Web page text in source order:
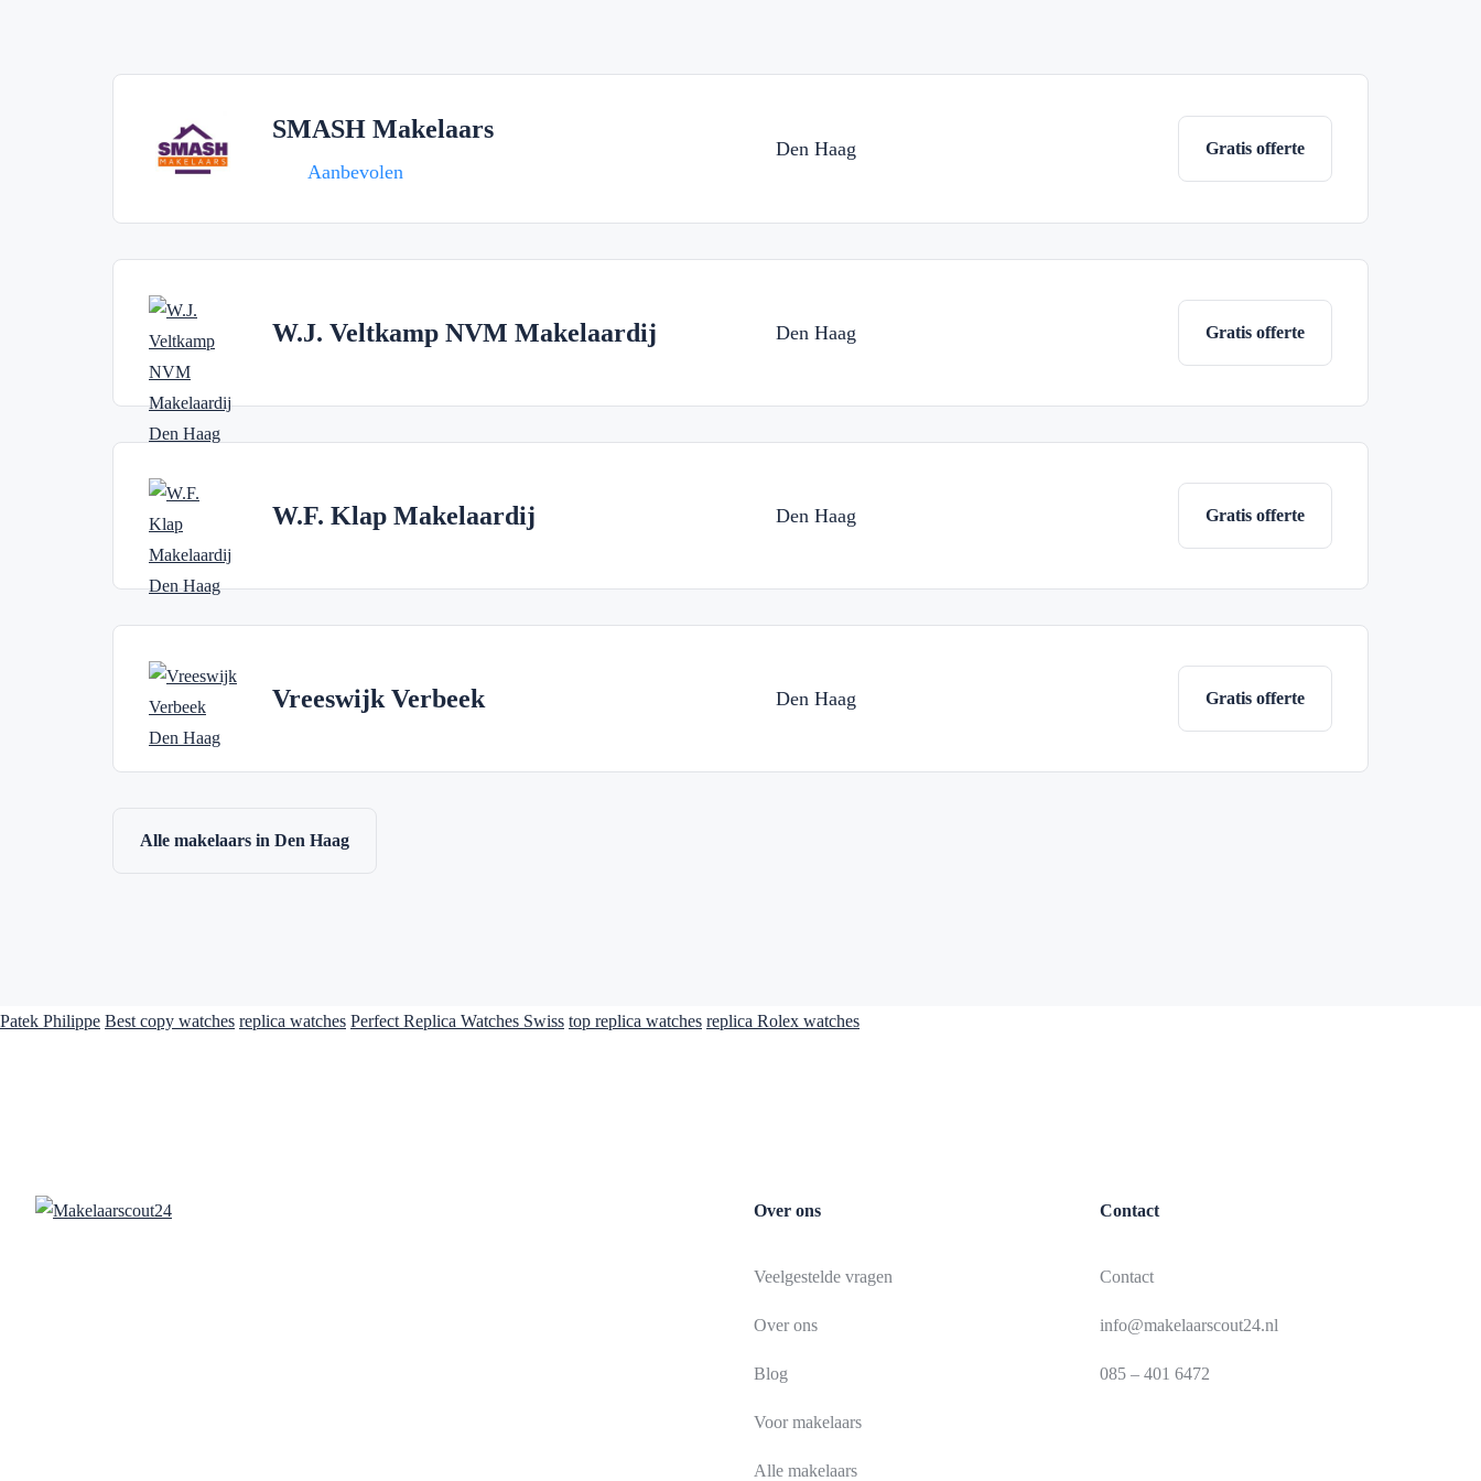
SMASH Makelaars
Aanbevolen
Den Haag Gratis offerte
W.J. Veltkamp NVM Makelaardij Den Haag Gratis offerte
W.F. Klap Makelaardij Den Haag Gratis offerte
Vreeswijk Verbeek Den Haag Gratis offerte
Alle makelaars in Den Haag
Patek Philippe Best copy watches replica watches Perfect Replica Watches Swiss top replica watches replica Rolex watches
Over ons
Veelgestelde vragen
Over ons
Blog
Voor makelaars
Alle makelaars
Contact
Contact
info@makelaarscout24.nl
085 – 401 6472